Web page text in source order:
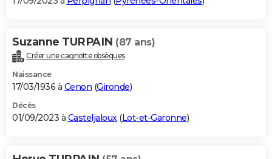
Suzanne TURPAIN (87 ans)
Créer une cagnotte obsèques
Naissance
17/03/1936 à Cenon (Gironde)
Décès
01/09/2023 à Casteljaloux(Lot-et-Garonne)